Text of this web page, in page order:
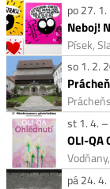
po 27.
Neboj!
Písek,
so 1. 2.
st 1. 4.
OLI-QA
pá 24.